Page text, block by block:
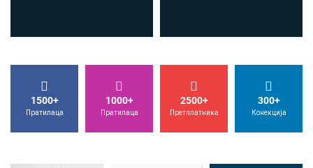
1500+
Пратилаца
1000+
Пратилаца
2500+
Претплатника
300+
Конекција